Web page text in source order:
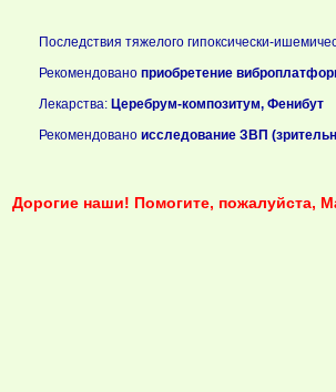
Последствия тяжелого гипоксически-
Рекомендовано приобретение
Лекарства: Церебрум-композитум, Фенибут
Рекомендовано исследование ЗВП
Дорогие наши! Помогите, пожалуйста,